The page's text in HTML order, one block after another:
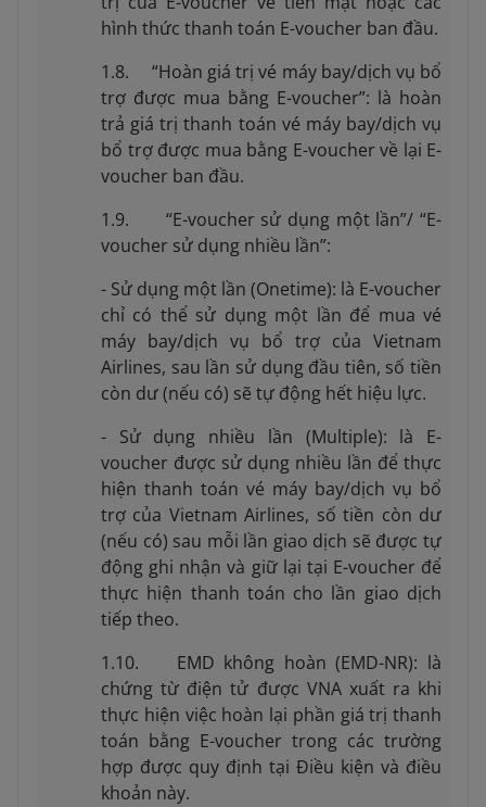
hình thức thanh toán E-voucher ban đầu.
1.8. “Hoàn giá trị vé máy bay/dịch vụ bổ
trợ được mua bằng E-voucher”: là hoàn
trả giá trị thanh toán vé máy bay/dịch vụ
bổ trợ được mua bằng E-voucher về lại E-
voucher ban đầu.
1.9. “E-voucher sử dụng một lần”/ “E-
voucher sử dụng nhiều lần”:
- Sử dụng một lần (Onetime): là E-voucher
chỉ có thể sử dụng một lần để mua vé
máy bay/dịch vụ bổ trợ của Vietnam
Airlines, sau lần sử dụng đầu tiên, số tiền
còn dư (nếu có) sẽ tự động hết hiệu lực.
- Sử dụng nhiều lần (Multiple): là E-
voucher được sử dụng nhiều lần để thực
hiện thanh toán vé máy bay/dịch vụ bổ
trợ của Vietnam Airlines, số tiền còn dư
(nếu có) sau mỗi lần giao dịch sẽ được tự
động ghi nhận và giữ lại tại E-voucher để
thực hiện thanh toán cho lần giao dịch
tiếp theo.
1.10. EMD không hoàn (EMD-NR): là
chứng từ điện tử được VNA xuất ra khi
thực hiện việc hoàn lại phần giá trị thanh
toán bằng E-voucher trong các trường
hợp được quy định tại Điều kiện và điều
khoản này.